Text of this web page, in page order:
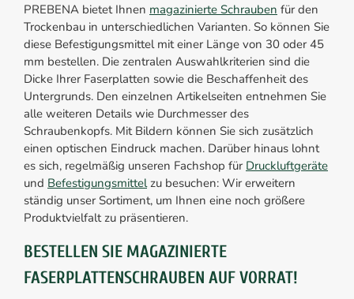
PREBENA bietet Ihnen magazinierte Schrauben für den
Trockenbau in unterschiedlichen Varianten. So können Sie
diese Befestigungsmittel mit einer Länge von 30 oder 45
mm bestellen. Die zentralen Auswahlkriterien sind die
Dicke Ihrer Faserplatten sowie die Beschaffenheit des
Untergrunds. Den einzelnen Artikelseiten entnehmen Sie
alle weiteren Details wie Durchmesser des
Schraubenkopfs. Mit Bildern können Sie sich zusätzlich
einen optischen Eindruck machen. Darüber hinaus lohnt
es sich, regelmäßig unseren Fachshop für Druckluftgeräte
und Befestigungsmittelzu besuchen: Wir erweitern
ständig unser Sortiment, um Ihnen eine noch größere
Produktvielfalt zu präsentieren.
BESTELLEN SIE MAGAZINIERTE
FASERPLATTENSCHRAUBEN AUF VORRAT!